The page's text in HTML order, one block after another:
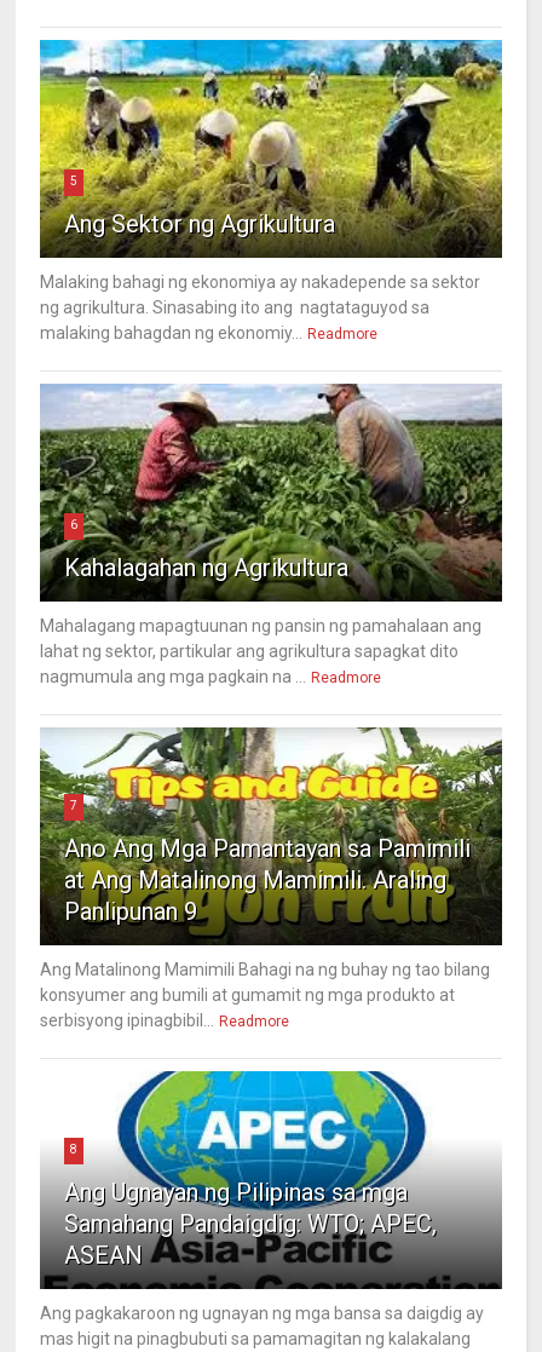
5
Ang Sektor ng Agrikultura
Malaking bahagi ng ekonomiya ay nakadepende sa sektor
ng agrikultura. Sinasabing ito ang nagtataguyod sa
malaking bahagdan ng ekonomiy...
Readmore
6
Kahalagahan ng Agrikultura
Mahalagang mapagtuunan ng pansin ng pamahalaan ang
lahat ng sektor, partikular ang agrikultura sapagkat dito
nagmumula ang mga pagkain na ...
Readmore
7
Ano Ang Mga Pamantayan sa Pamimili
at Ang Matalinong Mamimili. Araling
Panlipunan 9
Ang Matalinong Mamimili Bahagi na ng buhay ng tao bilang
konsyumer ang bumili at gumamit ng mga produkto at
serbisyong ipinagbibil...
Readmore
8
Ang Ugnayan ng Pilipinas sa mga
Samahang Pandaigdig: WTO; APEC,
ASEAN
Ang pagkakaroon ng ugnayan ng mga bansa sa daigdig ay
mas higit na pinagbubuti sa pamamagitan ng kalakalang